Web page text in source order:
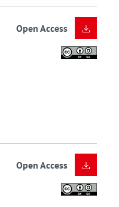
Open Access
Open Access